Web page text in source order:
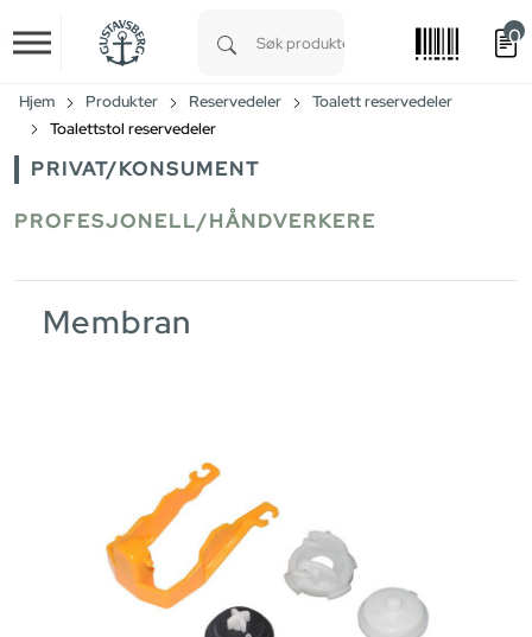
Skip to main content
0
Hjem Produkter Reservedeler
Toalett reservedeler
Toalettstol reservedeler
PRIVAT/KONSUMENT
PROFESJONELL/HÅNDVERKERE
Membran